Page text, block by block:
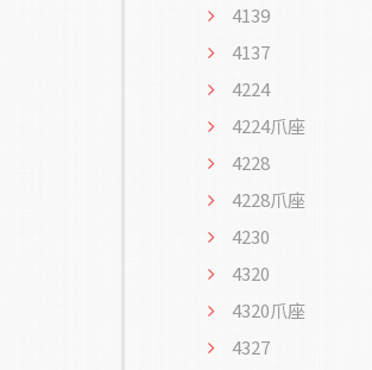
4139
4137
4224
4224爪座
4228
4228爪座
4230
4320
4320爪座
4327